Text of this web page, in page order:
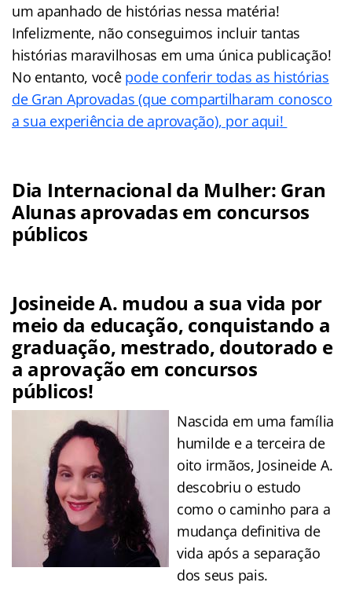
um apanhado de histórias nessa matéria!
Infelizmente, não conseguimos incluir tantas
histórias maravilhosas em uma única publicação!
No entanto, você pode conferir todas as histórias
de Gran Aprovadas (que compartilharam conosco
a sua experiência de aprovação), por aqui!
Dia Internacional da Mulher: Gran
Alunas aprovadas em concursos
públicos
Josineide A. mudou a sua vida por
meio da educação, conquistando a
graduação, mestrado, doutorado e
a aprovação em concursos
públicos!
Nascida em uma família
humilde e a terceira de
oito irmãos, Josineide A.
descobriu o estudo
como o caminho para a
mudança definitiva de
vida após a separação
dos seus pais.